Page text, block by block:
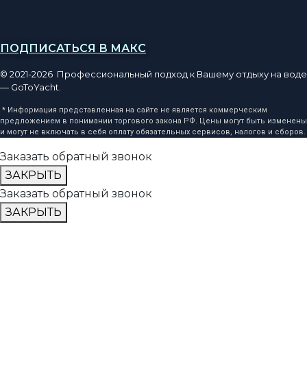
ПОДПИСАТЬСЯ В МАКС
© 2021-2026 Профессиональный подход к Вашему отдыху на воде
— GoToYacht.
* Информация представленная на сайте не является коммерческим
предложением в понимании торгового закона РФ. Цены могут быть изменены
и могут не включать в себя оплату обязательных сервисов, налогов и сборов.
Заказать обратный звонок
ЗАКРЫТЬ
Заказать обратный звонок
ЗАКРЫТЬ